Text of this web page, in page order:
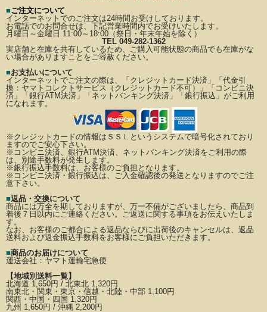
■ご注文について
インターネットでのご注文は24時間お受けしております。
お電話でのお問合せは、下記営業時間内でお受けいたします。
月曜日～金曜日 11:00～18:00（祭日・年末年始を除く）
TEL 049-282-1362
実店舗と在庫を共有しているため、ご購入可能状態の商品でも在庫がな
い場合がありますことをご容赦ください。
■お支払いについて
インターネットでご注文の際は、「クレジットカード決済」「代金引
換：ヤマトコレクトサービス（クレジットカード不可）」
「コンビニ決
済」「銀行ATM決済」「ネットバンキング決済」「銀行振込」がご利用
になれます。
※クレジットカードの情報はＳＳＬというシステムで暗号化されており
ますのでご安心下さい。
※コンビニ決済、銀行ATM決済、ネットバンキング決済をご利用の際
は、別途手数料が発生します。
※銀行振込手数料は、お客様のご負担となります。
※コンビニ決済・銀行振込は、ご入金確認後の発送となりますのでご注
意下さい。
■返品・交換について
商品には万全を期しておりますが、万一不備がございましたら、商品到
着後７日以内にご連絡ください。
ご返送に関する事項をお伝えいたしま
す。
なお、お客様のご都合による返品ならびに出荷後のキャンセルは、返品
送料および返金振込手数料をお客様にご負担いただきます。
■商品のお届けについて
運送会社： ヤマト運輸宅急便
【地域別送料一覧】
北海道 1,650円 / 北東北 1,320円
南東北・関東・東京・信越・北陸・中部 1,100円
関西・中国・四国 1,320円
九州 1,650円 / 沖縄 2,200円